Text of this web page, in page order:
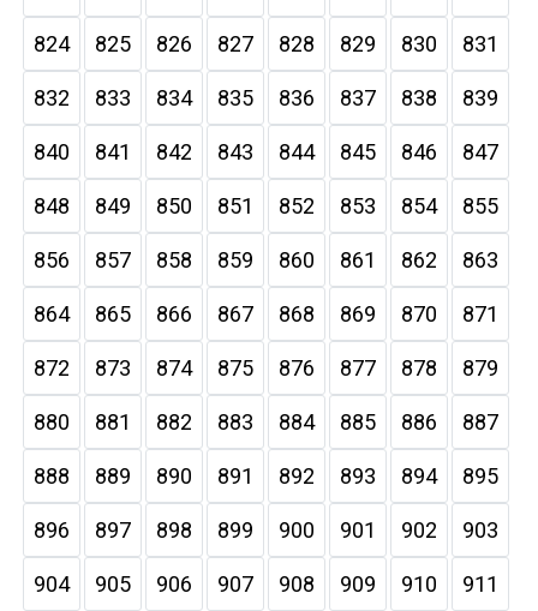
824 825 826 827 828 829 830 831
832 833 834 835 836 837 838 839
840 841 842 843 844 845 846 847
848 849 850 851 852 853 854 855
856 857 858 859 860 861 862 863
864 865 866 867 868 869 870 871
872 873 874 875 876 877 878 879
880 881 882 883 884 885 886 887
888 889 890 891 892 893 894 895
896 897 898 899 900 901 902 903
904 905 906 907 908 909 910 911